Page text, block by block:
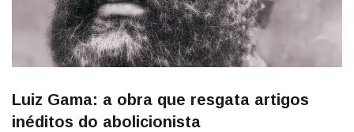
Luiz Gama: a obra que resgata artigos
inéditos do abolicionista